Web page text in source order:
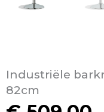
Industriële
82cm